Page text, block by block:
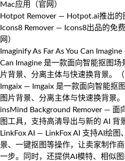
Mac应用（官网 ）
Hotpot Remover — Hotpot.ai推出的
Icons8 Remover — Icons8出品的免
网 ）
Imaginify As Far As You Can Imagine
Can Imagine 是一款面向智能抠图场
片背景、分离主体与快速换背景。（
Imgaix — Imgaix 是一款面向智能抠
图片背景、分离主体与快速换背景。
insMind Background Remover — 面
图工具，支持高清导出与新的 AI 背
LinkFox AI — LinkFox AI 支持AI绘图
景、一键抠图等操作，让卖家制作
一步。同时，还提供AI模特、相似